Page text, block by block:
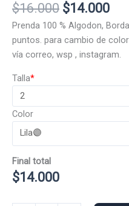
$16.000 El
precio
original
era:
$14.000El
es:
Prenda 100 % Algodon,
puntos. para cambio de
vía correo, wsp , instagram.
*
Talla
Color
Final total
$14.000